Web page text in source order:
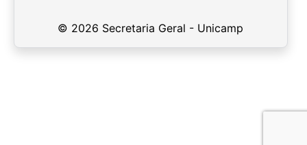
© 2026 Secretaria Geral - Unicamp